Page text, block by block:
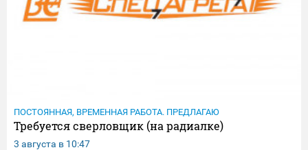
ПОСТОЯННАЯ, ВРЕМЕННАЯ РАБОТА. ПРЕДЛАГАЮ
Требуется сверловщик (на радиалке)
3 августа в 10:47